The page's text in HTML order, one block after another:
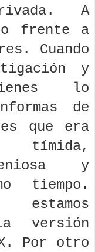
A
frente a
Cuando
y
lo
de
que era
y
tiempo.
versión
Por otro